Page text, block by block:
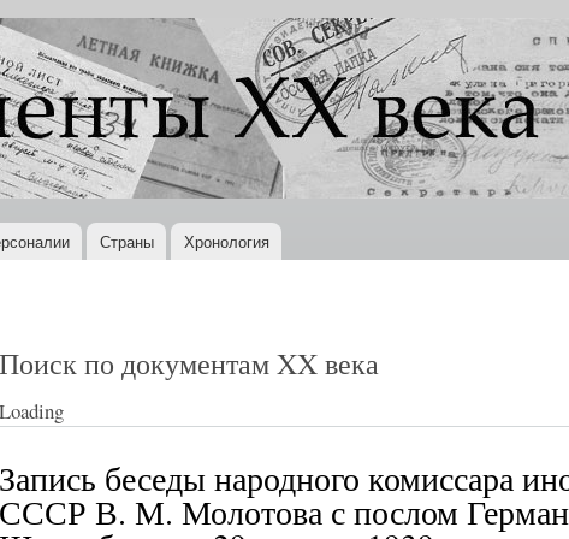
Перейти к
основному
содержанию
Страны Хронология
Поиск по документам XX века
Loading
Запись беседы народного комиссара
СССР В. М. Молотова с послом